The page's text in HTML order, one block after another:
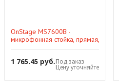
OnStage MS7600B -
микрофонная стойка, прямая,
1 765.45 руб.Под заказ
Цену уточняйте